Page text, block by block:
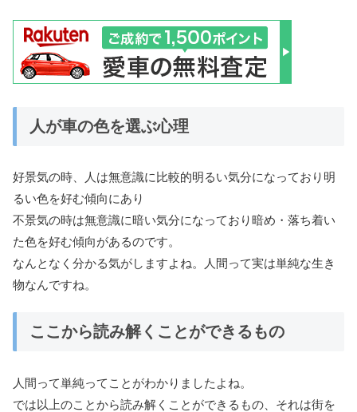
人が車の色を選ぶ心理
好景気の時、人は無意識に比較的明るい気分になっており明
るい色を好む傾向にあり
不景気の時は無意識に暗い気分になっており暗め・落ち着い
た色を好む傾向があるのです。
なんとなく分かる気がしますよね。人間って実は単純な生き
物なんですね。
ここから読み解くことができるもの
人間って単純ってことがわかりましたよね。
では以上のことから読み解くことができるもの、それは街を